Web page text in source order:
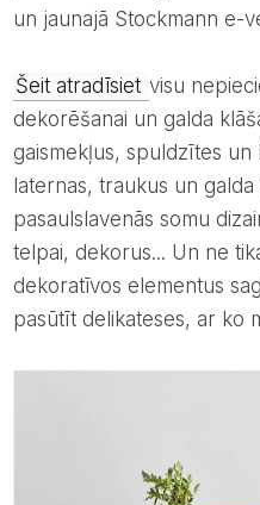
un jaunajā Stockmann e-
šeit atradīsiet visu
dekorēšanai un galda
gaismekļus, spuldzītes un
laternas, traukus un
pasaulslavenās somu
telpai, dekorus... Un ne
dekoratīvos elementus
pasūtīt delikateses, ar ko